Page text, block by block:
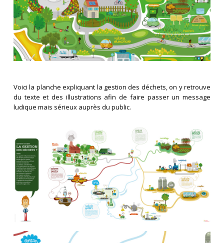
Voici la planche expliquant la gestion des déchets, on y retrouve
du texte et des illustrations afin de faire passer un message
ludique mais sérieux auprès du public.